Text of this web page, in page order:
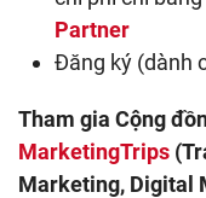
Partner
Đăng ký (dành
Tham gia Cộng
MarketingTrips
Marketing, Digital